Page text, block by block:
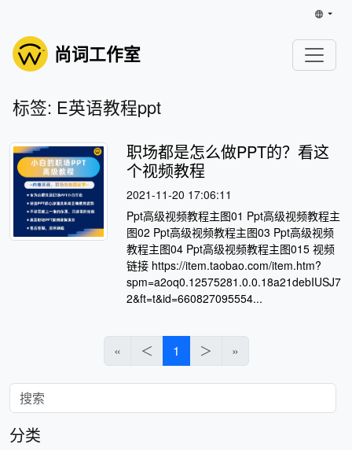
尚词工作室
标签: E英语教程ppt
职场都是怎么做PPT的？看这
个视频教程
2021-11-20 17:06:11
Ppt高级视频教程主图01 Ppt高级视频教程主
图02 Ppt高级视频教程主图03 Ppt高级视频
教程主图04 Ppt高级视频教程主图015 视频
链接 https://item.taobao.com/item.htm?
spm=a2oq0.12575281.0.0.18a21debIUSJ7
2&ft=t&id=660827095554...
« ＜ 1 ＞ »
分类